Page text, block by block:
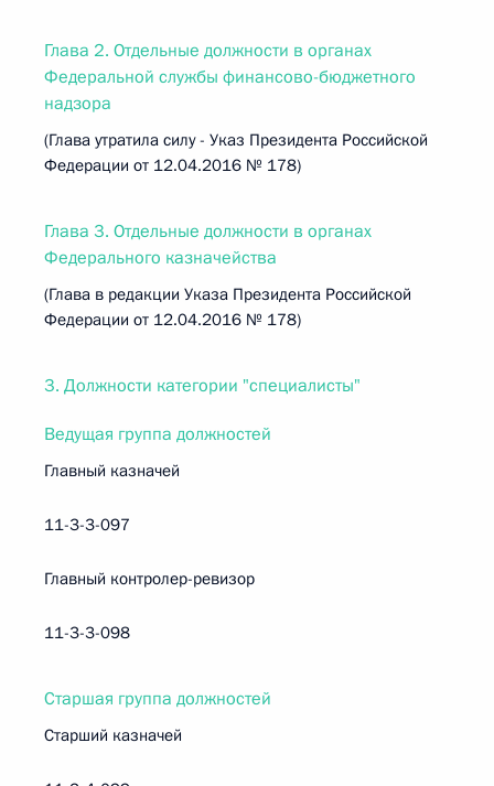
Глава 2. Отдельные должности в органах
Федеральной службы финансово-бюджетного
надзора
(Глава утратила силу - Указ Президента Российской
Федерации от 12.04.2016 № 178)
Глава 3. Отдельные должности в органах
Федерального казначейства
(Глава в редакции Указа Президента Российской
Федерации от 12.04.2016 № 178)
3. Должности категории "специалисты"
Ведущая группа должностей
Главный казначей
11-3-3-097
Главный контролер-ревизор
11-3-3-098
Старшая группа должностей
Старший казначей